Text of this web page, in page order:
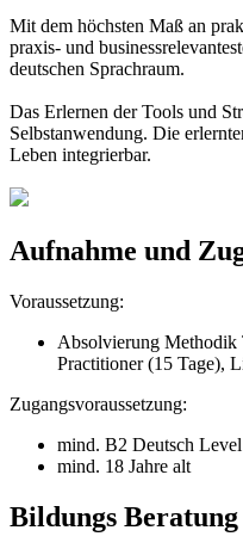
Mit dem höchsten Maß an
praxis- und
deutschen Sprachraum.
Das Erlernen der Tools und
Selbstanwendung. Die
Leben integrierbar.
Aufnahme und
Voraussetzung:
Absolvierung Methodik
Practitioner (15 Tage),
Zugangsvoraussetzung:
mind. B2 Deutsch Level
mind. 18 Jahre alt
Bildungs